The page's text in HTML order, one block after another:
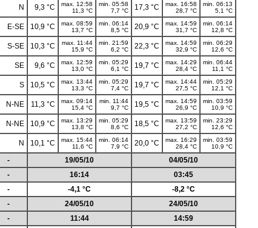
N 9,3 °C
max. 12:58
11,3 °C
min. 05:58
7,7 °C
17,3 °C
max. 16:58
28,7 °C
min. 06:13
5,1 °C
E-SE 10,9 °C
max. 08:59
13,7 °C
min. 06:14
8,5 °C
20,9 °C
max. 14:59
31,7 °C
min. 06:14
12,8 °C
S-SE 10,3 °C
max. 11:44
15,9 °C
min. 21:59
6,2 °C
22,3 °C
max. 14:59
32,9 °C
min. 06:29
12,6 °C
SE 9,6 °C
max. 12:59
13,0 °C
min. 05:29
6,1 °C
19,7 °C
max. 14:29
28,4 °C
min. 06:44
11,1 °C
S 10,5 °C
max. 13:44
13,3 °C
min. 05:29
7,4 °C
19,7 °C
max. 14:44
27,5 °C
min. 05:29
12,1 °C
N-NE 11,3 °C
max. 09:14
15,4 °C
min. 11:44
9,7 °C
19,5 °C
max. 14:59
26,9 °C
min. 03:59
10,9 °C
N-NE 10,9 °C
max. 13:29
13,8 °C
min. 05:29
8,6 °C
18,5 °C
max. 13:59
27,2 °C
min. 23:29
12,6 °C
N 10,1 °C
max. 15:44
11,6 °C
min. 06:14
7,9 °C
20,0 °C
max. 16:29
28,4 °C
min. 03:59
10,9 °C
- 19/05/10
04/05/10
- 16:14
03:45
- -4,1 °C
-8,2 °C
- 24/05/10
24/05/10
- 11:44
14:59